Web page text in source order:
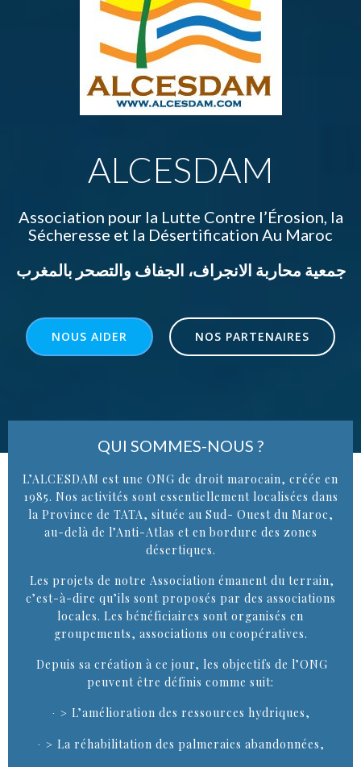
ALCESDAM
Association pour la Lutte Contre l’Érosion, la
Sécheresse et la Désertification Au Maroc
جمعية محاربة الانجراف، الجفاف والتصحر بالمغرب
NOUS AIDER NOS PARTENAIRES
QUI SOMMES-NOUS ?
L’ALCESDAM est une ONG de droit marocain, créée en
1985. Nos activités sont essentiellement localisées dans
la Province de TATA, située au Sud- Ouest du Maroc,
au-delà de l’Anti-Atlas et en bordure des zones
désertiques.
Les projets de notre Association émanent du terrain,
c’est-à-dire qu’ils sont proposés par des associations
locales. Les bénéficiaires sont organisés en
groupements, associations ou coopératives.
Depuis sa création à ce jour, les objectifs de l’ONG
peuvent être définis comme suit:
· > L’amélioration des ressources hydriques,
· > La réhabilitation des palmeraies abandonnées,